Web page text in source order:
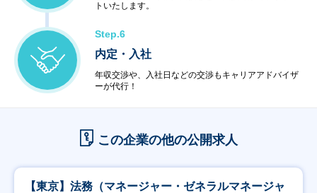
トいたします。
Step.6
内定・入社
年収交渉や、入社日などの交渉もキャリアアドバイザ
ーが代行！
この企業の他の公開求人
【東京】法務（マネージャー・ゼネラルマネージャ